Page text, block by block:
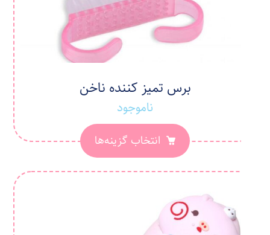
برس تمیز کننده ناخن
ناموجود
انتخاب گزینه‌ها